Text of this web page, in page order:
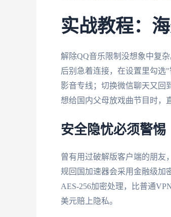
实战教程：
解除QQ音乐限制没想象中复
后别急着连接，在设置里勾选
影音专线；切换微信聊天又回
想给国内父母放戏曲节目时，
安全隐忧必须警惕
曾有用过破解版客户端的朋友
规回国加速器会采用金融级加
AES-256加密处理，比普通
美元赔上隐私。